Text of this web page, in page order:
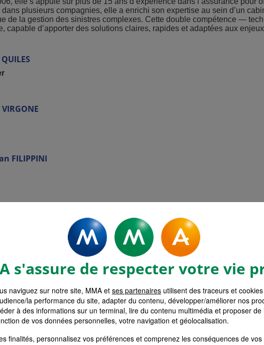
plusieurs compagnies, elle a enrichi son expertise au sein d’un
de la gestion des sinistres complexes. Cette double compétence —
capable d’apporter des solutions claires, rapides et adaptées aux
QUILES
VIRGONE
FILIPPINI
s'assure de respecter votre vie
naviguez sur notre site, MMA et ses partenaires utilisent des traceurs et
la performance du site, adapter du contenu, développer/améliorer nos
à des informations sur un terminal, lire du contenu multimédia et proposer de
de vos données personnelles, votre navigation et géolocalisation.
finalités, personnalisez vos préférences et comprenez les conséquences de vos